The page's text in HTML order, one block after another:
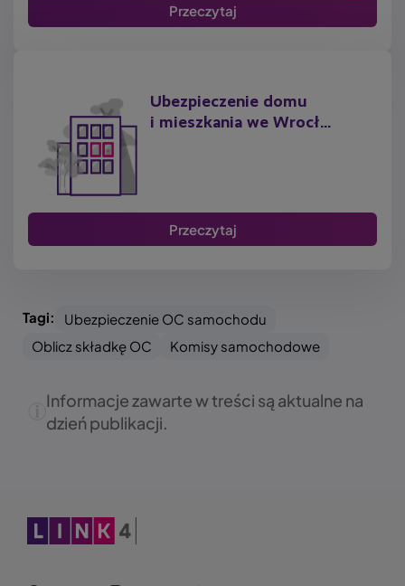
Przeczytaj
Ubezpieczenie domu
i mieszkania we Wrocł...
Przeczytaj
Tagi:
Ubezpieczenie OC samochodu
Oblicz składkę OC
Komisy samochodowe
Informacje zawarte w treści są aktualne na
dzień publikacji.
Obraz